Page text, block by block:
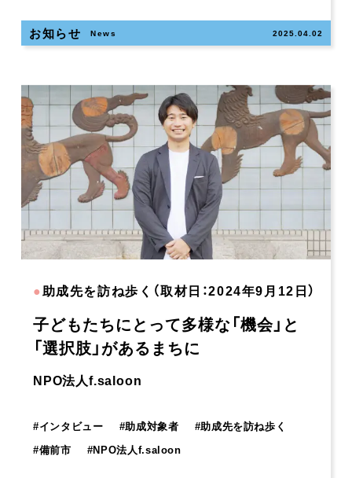
お知らせ News 2025.04.02
●助成先を訪ね歩く（取材日：2024年9月12日）
⼦どもたちにとって多様な「機会」と
「選択肢」があるまちに
NPO法人f.saloon
#インタビュー #助成対象者 #助成先を訪ね歩く
#備前市 #NPO法人f.saloon